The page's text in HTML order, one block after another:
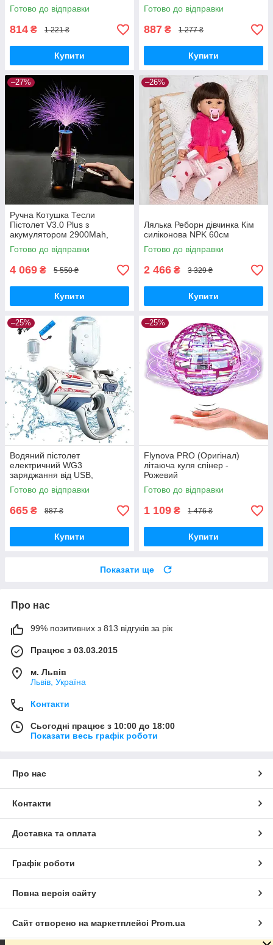
Готово до відправки
814 ₴ 1 221 ₴
Купити
USB — Синій
Готово до відправки
887 ₴ 1 277 ₴
Купити
–27%
Ручна Котушка Тесли
Пістолет V3.0 Plus з
акумулятором 2900Mah,
генератор блискавок
Готово до відправки
4 069 ₴ 5 550 ₴
Купити
–26%
Лялька Реборн дівчинка Кім
силіконова NPK 60cм
Готово до відправки
2 466 ₴ 3 329 ₴
Купити
–25%
Водяний пістолет
електричний WG3
заряджання від USB,
акумуляторний бластер —
Синій
Готово до відправки
665 ₴ 887 ₴
Купити
–25%
Flynova PRO (Оригінал)
літаюча куля спінер -
Рожевий
Готово до відправки
1 109 ₴ 1 476 ₴
Купити
Показати ще
Про нас
99% позитивних з 813 відгуків за рік
Працює з 03.03.2015
м. Львів
Львів, Україна
Контакти
Сьогодні працює з 10:00 до 18:00
Показати весь графік роботи
Про нас
Контакти
Доставка та оплата
Графік роботи
Повна версія сайту
Сайт створено на маркетплейсі Prom.ua